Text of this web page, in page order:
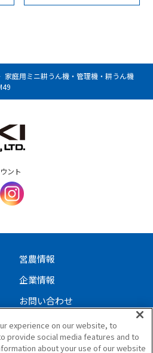
家庭用ミニ耕うん機・管理機・耕うん機
ント
営農情報
企業情報
お問い合わせ
experience on our website, to
provide social media features and to
about your use of our website